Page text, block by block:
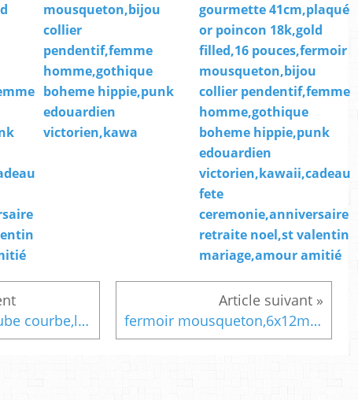
mousqueton,bijou
collier
pendentif,femme
homme,gothique
boheme hippie,punk
edouardien
victorien,kawa
gourmette 41cm,plaqué
or poincon 18k,gold
filled,16 pouces,fermoir
mousqueton,bijou
collier pendentif,femme
homme,gothique
boheme hippie,punk
edouardien
victorien,kawaii,cadeau
fete
ceremonie,anniversaire
retraite noel,st valentin
mariage,amour amitié
51x4mm,perle tube courbe,laiton bronze,intercalaire connecteur,diy bijou ethnique gothique,fourniture bricolage mercerie,pendentif collier deco scrap,boheme fermoir mousqueton,6x12mm,acier inoxydable,fourniture bricolage mercerie,bijou accessoire décoration,gothique punk victorien,edouardien kawaii boheme